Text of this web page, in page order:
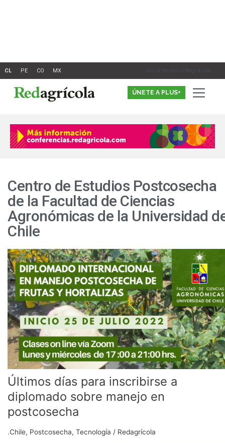
Inicia Sesión o Registrate
ÚNETE A PLUS+
Centro de Estudios Postcosecha
de la Facultad de Ciencias
Agronómicas de la Universidad
Chile
Últimos días para inscribirse a
diplomado sobre manejo en
postcosecha
.Chile, Postcosecha, Tecnología / Redagrícola
Últimos
días
para
inscribirse
a
diplomado
sobre
manejo
en
postcosecha